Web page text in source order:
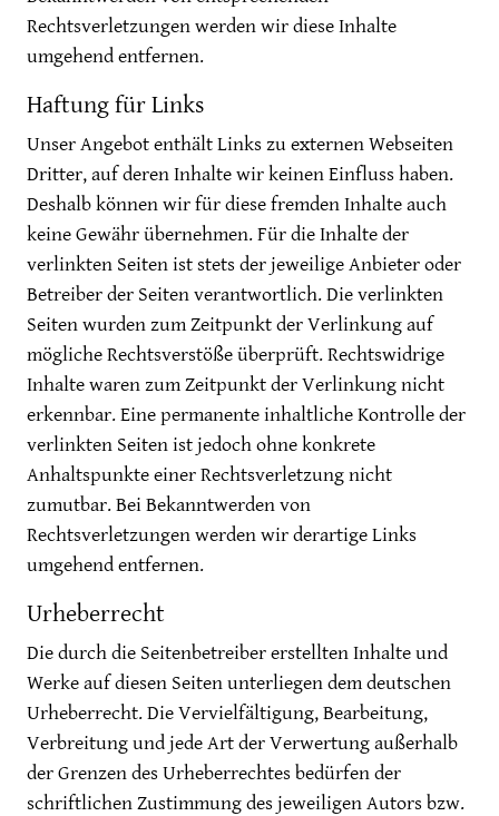
Rechtsverletzungen werden wir diese Inhalte
umgehend entfernen.
Haftung für Links
Unser Angebot enthält Links zu externen Webseiten
Dritter, auf deren Inhalte wir keinen Einfluss haben.
Deshalb können wir für diese fremden Inhalte auch
keine Gewähr übernehmen. Für die Inhalte der
verlinkten Seiten ist stets der jeweilige Anbieter oder
Betreiber der Seiten verantwortlich. Die verlinkten
Seiten wurden zum Zeitpunkt der Verlinkung auf
mögliche Rechtsverstöße überprüft. Rechtswidrige
Inhalte waren zum Zeitpunkt der Verlinkung nicht
erkennbar. Eine permanente inhaltliche Kontrolle der
verlinkten Seiten ist jedoch ohne konkrete
Anhaltspunkte einer Rechtsverletzung nicht
zumutbar. Bei Bekanntwerden von
Rechtsverletzungen werden wir derartige Links
umgehend entfernen.
Urheberrecht
Die durch die Seitenbetreiber erstellten Inhalte und
Werke auf diesen Seiten unterliegen dem deutschen
Urheberrecht. Die Vervielfältigung, Bearbeitung,
Verbreitung und jede Art der Verwertung außerhalb
der Grenzen des Urheberrechtes bedürfen der
schriftlichen Zustimmung des jeweiligen Autors bzw.